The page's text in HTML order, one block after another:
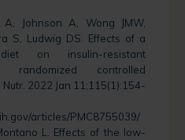
A, Johnson A, Wong JMW,
S, Ludwig DS. Effects of a
diet on insulin-resistant
a randomized controlled
2022 Jan 11;115(1):154-
articles/PMC8755039/
L. Effects of the low-